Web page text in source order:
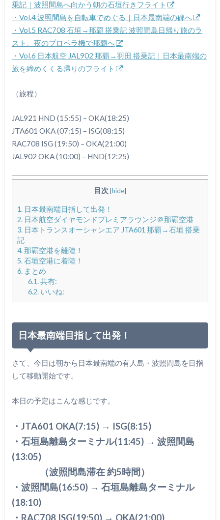
乗記｜波照間島へ向かう朝の石垣行きフライト
・Vol.4 波照間島を自転車でめぐる｜日本最南端の碑へ
・Vol.5 RAC708 石垣→那覇 搭乗記 波照間島日帰り旅のラ
スト、夜のプロペラ機で那覇へ
・Vol.6 日本航空 JAL902 那覇→羽田 搭乗記｜日本最南端の
旅を締めくくる帰りのフライト
（旅程）
JAL921 HND (15:55) – OKA(18:25)
JTA601 OKA (07:15) – ISG(08:15)
RAC708 ISG (19:50) – OKA(21:00)
JAL902 OKA (10:00) – HND(12:25)
目次 [hide]
1.日本最南端目指して出発！
2.日本航空ダイヤモンドプレミアラウンジ＠那覇空港
3.日本トランスオーシャンエア JTA601 那覇→石垣 搭乗
記
4.那覇空港を離陸！
5.石垣空港に着陸！
6.まとめ
6.1.共有:
6.2.いいね:
日本最南端目指して出発！
さて、今日は朝から日本最南端の有人島・波照間島を目指
して移動開始です。
本日の予定はこんな感じです。
・JTA601 OKA(7:15) → ISG(8:15)
・石垣島離島ターミナル(11:45) → 波照間島
(13:05)
（波照間島滞在 約5時間）
・波照間島(16:50) → 石垣島離島ターミナル
(18:10)
・RAC708 ISG(19:50) → OKA(21:00)